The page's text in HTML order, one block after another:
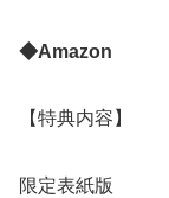
◆Amazon
【特典内容】
限定表紙版